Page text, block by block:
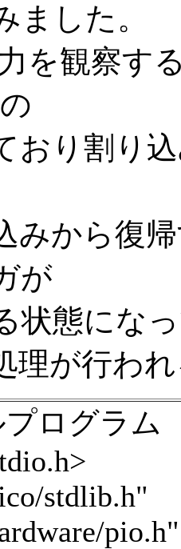
ました。
を観察す
おり割り
みから復
が
状態にな
理が行わ
ログラム
stdlib.h"
pio.h"